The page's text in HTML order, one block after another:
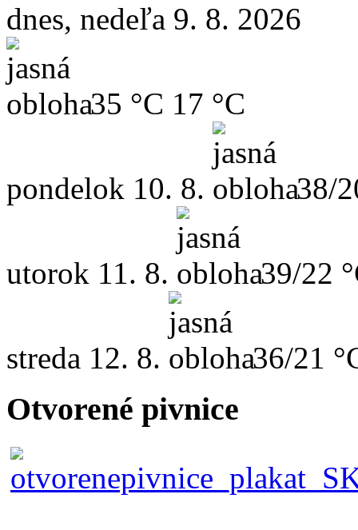
dnes, nedeľa 9. 8. 2026
35 °C 17 °C
pondelok 10. 8. 38/
utorok 11. 8. 39/22
streda 12. 8. 36/21
Otvorené pivnice